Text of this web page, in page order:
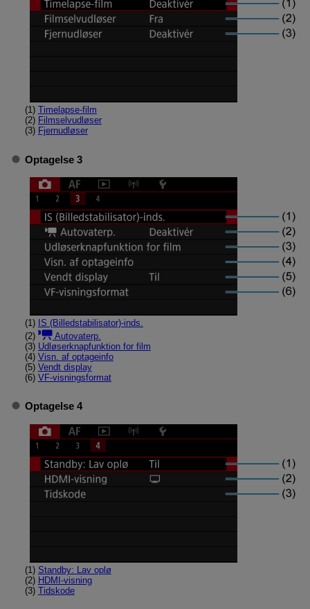
(1) Timelapse-film
(2) Filmselvudløser
(3) Fjernudløser
Optagelse 3
(1)
IS (Billedstabilisator)-inds.
(2)
Autovaterp.
(3) Udløserknapfunktion for film
(4) Visn. af optageinfo
(5) Vendt display
(6) VF-visningsformat
Optagelse 4
(1) Standby: Lav oplø
(2) HDMI-visning
(3) Tidskode